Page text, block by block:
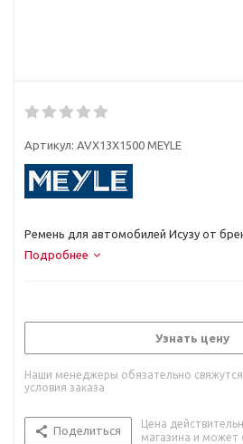
Артикул: AVX13Х1500 MEYLE
Ремень для автомобилей Исузу от
Подробнее
Узнать цену
Наши менеджеры обязательно
условия заказа
Поделиться
Цена
магазина и может